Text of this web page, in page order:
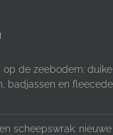
op de zeebodem:
badjassen en
scheepswrak: